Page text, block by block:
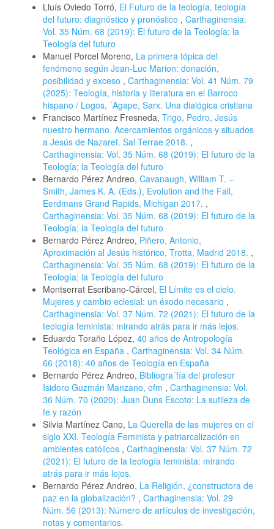
Lluís Oviedo Torró, El Futuro de la teología, teología
del futuro: diagnóstico y pronóstico , Carthaginensia:
Vol. 35 Núm. 68 (2019): El futuro de la Teología; la
Teología del futuro
Manuel Porcel Moreno, La primera tópica del
fenómeno según Jean-Luc Marion: donación,
posibilidad y exceso , Carthaginensia: Vol. 41 Núm. 79
(2025): Teología, historia y literatura en el Barroco
hispano / Logos, ´Agape, Sarx. Una dialógica cristiana
Francisco Martínez Fresneda, Trigo, Pedro, Jesús
nuestro hermano. Acercamientos orgánicos y situados
a Jesús de Nazaret. Sal Terrae 2018. ,
Carthaginensia: Vol. 35 Núm. 68 (2019): El futuro de la
Teología; la Teología del futuro
Bernardo Pérez Andreo, Cavanaugh, William T. –
Smith, James K. A. (Eds.), Evolution and the Fall,
Eerdmans Grand Rapids, Michigan 2017. ,
Carthaginensia: Vol. 35 Núm. 68 (2019): El futuro de la
Teología; la Teología del futuro
Bernardo Pérez Andreo, Piñero, Antonio,
Aproximación al Jesús histórico, Trotta, Madrid 2018. ,
Carthaginensia: Vol. 35 Núm. 68 (2019): El futuro de la
Teología; la Teología del futuro
Montserrat Escribano-Cárcel, El Límite es el cielo.
Mujeres y cambio eclesial: un éxodo necesario ,
Carthaginensia: Vol. 37 Núm. 72 (2021): El futuro de la
teología feminista: mirando atrás para ir más lejos.
Eduardo Toraño López, 40 años de Antropología
Teológica en España , Carthaginensia: Vol. 34 Núm.
66 (2018): 40 años de Teología en España
Bernardo Pérez Andreo, Bibliogra´fía del profesor
Isidoro Guzmán Manzano, ofm , Carthaginensia: Vol.
36 Núm. 70 (2020): Juan Duns Escoto: La sutileza de
fe y razón
Silvia Martínez Cano, La Querella de las mujeres en el
siglo XXI. Teología Feminista y patriarcalización en
ambientes católicos , Carthaginensia: Vol. 37 Núm. 72
(2021): El futuro de la teología feminista: mirando
atrás para ir más lejos.
Bernardo Pérez Andreo, La Religión, ¿constructora de
paz en la globalización? , Carthaginensia: Vol. 29
Núm. 56 (2013): Número de artículos de investigación,
notas y comentarios.